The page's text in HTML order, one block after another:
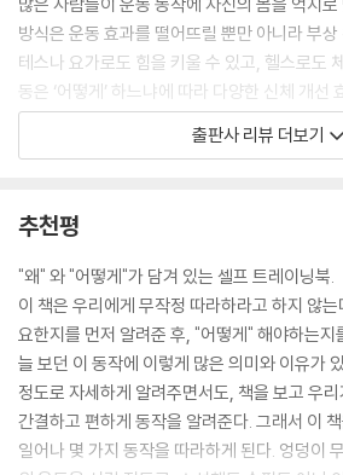
올림픽 금메달 리스트의 기능성 운동 | 130
06 사이드 라잉 고관절 외전 | 132
07 크램쉘 사이드 플랭크 | 134
08 맨몸 몬스터 워크 | 136
스포츠 현장에서 검증된 하체 부상 예방의 트랜
09 사이드 라잉 고관절 내전 | 140
11 사이드 플랭크 고관절 내전 | 144
어깨 통증, 왜 병원 치료만으론 부족할까? | 149
어깨충돌증후군 해결의 열쇠, 견갑골에 있다 |
팔을 들어올리는 동작이 편해지는 어깨 굽힘
12 네발자세 어깨 굽힘 | 154
13 플랭크 & 다운독 | 156
14 엎드려서 어깨 굽힘 & 장애물 넘기 | 158
등 근육을 제대로 발달시키기 위한 필수 조건 |
많은 사람들이 운동 동작에 자신의 몸을 억지
방식은 운동 효과를 떨어뜨릴 뿐만 아니라 부
테스나 요가로도 힘을 키울 수 있고, 헬스로도
동은 ‘어떻게’ 하느냐에 따라 다양한 신체 개선
중요한 것은 자신의 신체 상태에 맞는 운동을 선
을 둔다. 관절의 개별적인 기능을 최적화하는 과
을 통합하고 협응하는데 기초가 된다.
최신 통증 과학은 통증의 원인이 단순히 구조
라는 점을 강조하고 있다.
요즘 병원에서는 운동 치료실을 쉽게 볼 수 있
니라, 잘못된 기능이 통증의 원인이 될 수 있기
적이라는 의미다.
출판사 리뷰 더보기
추천평
"왜" 와 "어떻게"가 담겨 있는 셀프 트레이닝북.
이 책은 우리에게 무작정 따라하라고 하지 않
요한지를 먼저 알려준 후, "어떻게" 해야하는지
늘 보던 이 동작에 이렇게 많은 의미와 이유가
정도로 자세하게 알려주면서도, 책을 보고 우
간결하고 편하게 동작을 알려준다. 그래서 이
일어나 몇 가지 동작을 따라하게 된다. 엉덩이